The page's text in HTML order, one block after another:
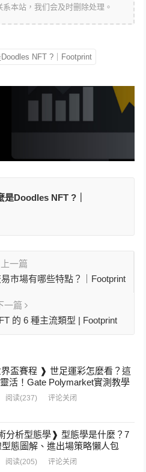
系本站，我们会及时删除处理。
NFT ?｜Footprint
Doodles NFT ?｜
一篇
市場有哪些特點？｜Footprint
一篇
的 6 種主流類型 | Footprint
界盃賽程 ❱ 世足運彩怎麼看？這
活！Gate Polymarket實測教學
阅读(237) 评论关闭
分析型態學❱ 型態學是什麼？7
型態圖解、進出場策略懶人包
阅读(205) 评论关闭